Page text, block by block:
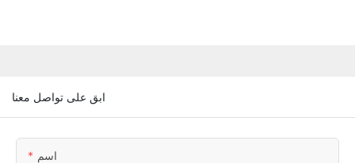
ابق على تواصل معنا
اسم